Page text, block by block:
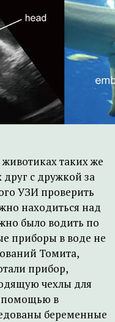
таких же
с дружкой за
УЗИ проверить
находиться над
было водить по
приборы в воде не
Томита,
прибор,
чехлы для
помощью в
беременные